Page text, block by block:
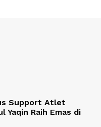
Support Atlet
Yaqin Raih Emas di